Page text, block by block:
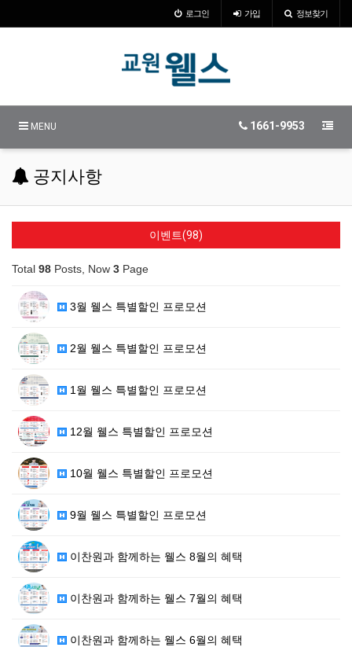
로그인 가입 정보찾기
MENU 1661-9953
공지사항
이벤트(98)
Total 98 Posts, Now 3 Page
3월 웰스 특별할인 프로모션
2월 웰스 특별할인 프로모션
1월 웰스 특별할인 프로모션
12월 웰스 특별할인 프로모션
10월 웰스 특별할인 프로모션
9월 웰스 특별할인 프로모션
이찬원과 함께하는 웰스 8월의 혜택
이찬원과 함께하는 웰스 7월의 혜택
이찬원과 함께하는 웰스 6월의 혜택